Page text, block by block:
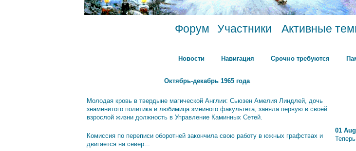
Форум Участники Активные
Новости Навигация Срочно требуются
Октябрь-декабрь 1965 года
Молодая кровь в твердыне магической Англии: Сьюзен Амелия Линдлей, дочь
знаменитого политика и любимица змеиного факультета, заняла первую в своей
взрослой жизни должность в Управление Каминных Сетей.
Комиссия по переписи оборотней закончила свою работу в южных графствах и
двигается на север...
01